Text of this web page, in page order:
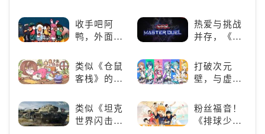
游推荐：完
美还原偶像
像团
探索与极致
冒险
收手吧阿
鸭，外面全
热爱与挑战
并存，《游
决斗》，牌
佬都爱玩的
类似《仓鼠
客栈》的萌
荐！快来养
赛博宠物
打破次元
壁，与虚拟
写音符物语
类似《坦克
世界闪击
粉丝福音！
《排球少